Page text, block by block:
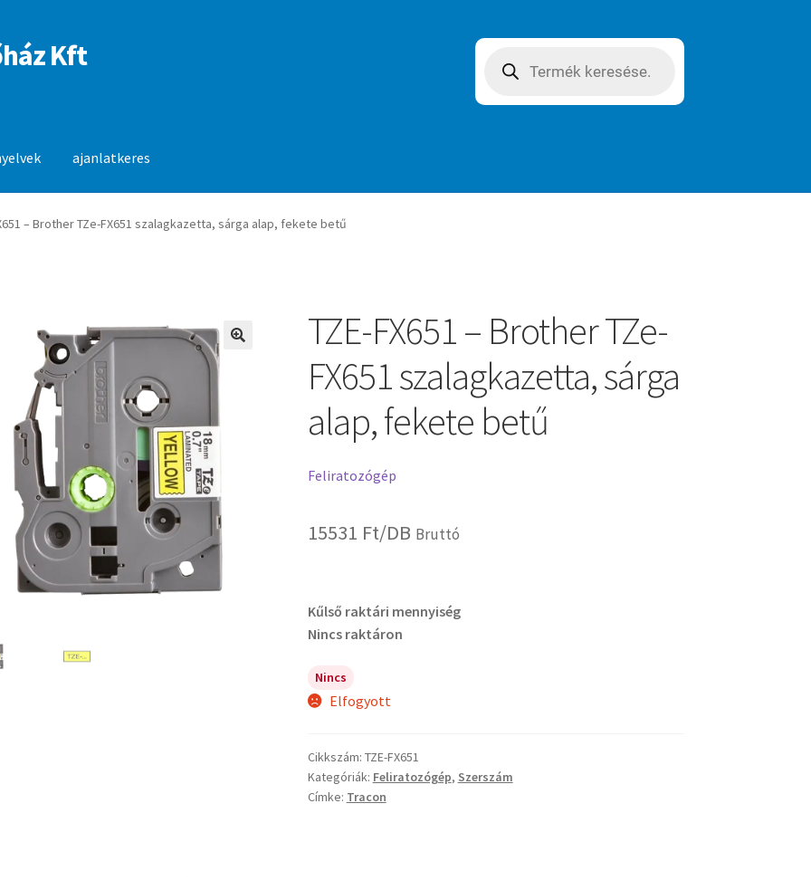
Kft search
ajanlatkeres
– Brother TZe-FX651 szalagkazetta, sárga alap, fekete betű
TZE-FX651 – Brother TZe-
FX651 szalagkazetta, sárga
alap, fekete betű
Feliratozógép
15531 Ft/DB Bruttó
Kűlső raktári mennyiség
Nincs raktáron
Nincs
Elfogyott
Cikkszám: TZE-FX651
Kategóriák: Feliratozógép, Szerszám
Címke: Tracon